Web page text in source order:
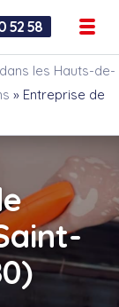
52 58
les Hauts-de-
» Entreprise de